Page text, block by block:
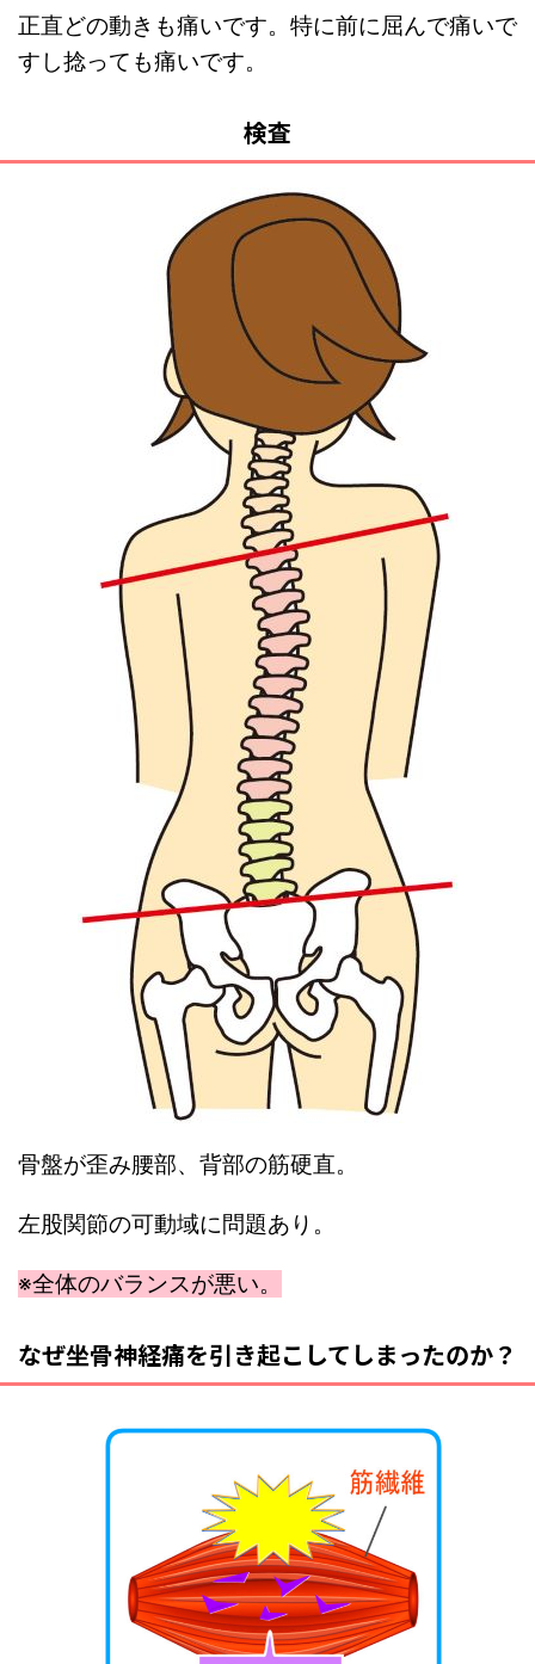
正直どの動きも痛いです。特に前に屈んで痛いで
すし捻っても痛いです。
検査
骨盤が歪み腰部、背部の筋硬直。
左股関節の可動域に問題あり。
※全体のバランスが悪い。
なぜ坐骨神経痛を引き起こしてしまったのか？